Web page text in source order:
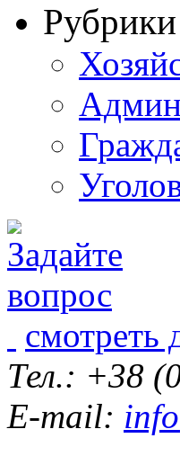
Рубрики
смотреть
Тел.: +38
E-mail: